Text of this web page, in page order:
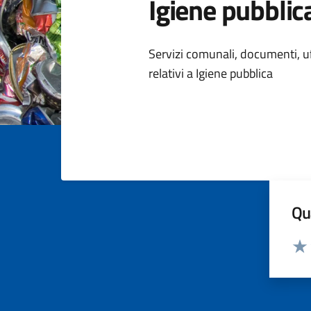
Igiene
Dettagli
Servizi comunali, documenti,
relativi a Igiene pubblica